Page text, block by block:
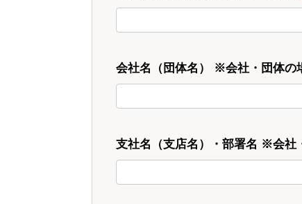
会社名（団体名） ※会社・団体の
支社名（支店名）・部署名 ※会社